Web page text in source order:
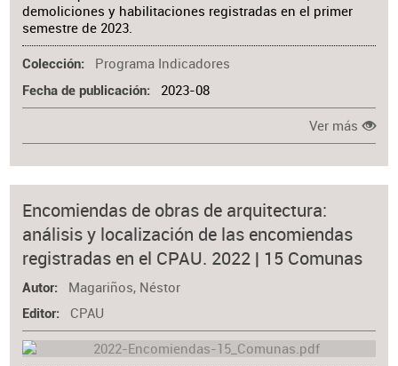
demoliciones y habilitaciones registradas en el primer
semestre de 2023.
Colección Programa Indicadores
Fecha de publicación 2023-08
Ver más
Encomiendas de obras de arquitectura:
análisis y localización de las encomiendas
registradas en el CPAU. 2022 | 15 Comunas
Autor Magariños, Néstor
Editor CPAU